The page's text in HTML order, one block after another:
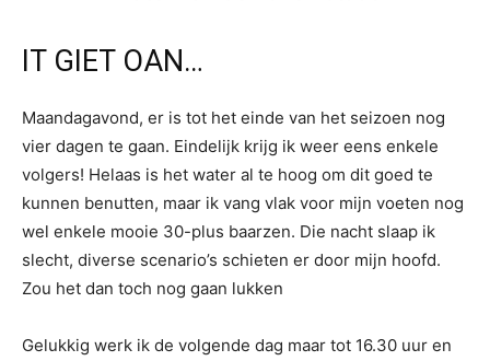
IT GIET OAN…
Maandagavond, er is tot het einde van het seizoen nog
vier dagen te gaan. Eindelijk krijg ik weer eens enkele
volgers! Helaas is het water al te hoog om dit goed te
kunnen benutten, maar ik vang vlak voor mijn voeten nog
wel enkele mooie 30-plus baarzen. Die nacht slaap ik
slecht, diverse scenario’s schieten er door mijn hoofd.
Zou het dan toch nog gaan lukken
Gelukkig werk ik de volgende dag maar tot 16.30 uur en